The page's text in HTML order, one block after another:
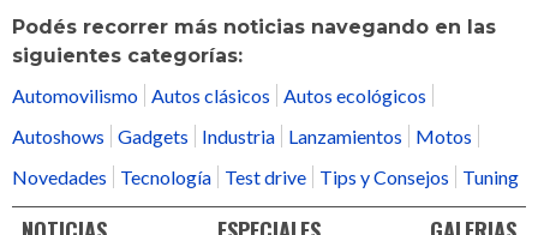
Podés recorrer más noticias navegando en las
siguientes categorías:
Automovilismo Autos clásicos
Autos ecológicos
Autoshows
Gadgets Industria Lanzamientos
Motos
Novedades
Tecnología Test drive Tips y Consejos Tuning